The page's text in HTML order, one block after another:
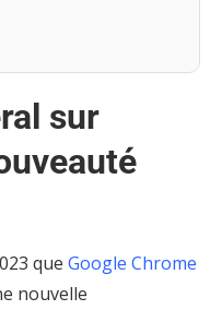
sur
que Google Chrome
nouvelle